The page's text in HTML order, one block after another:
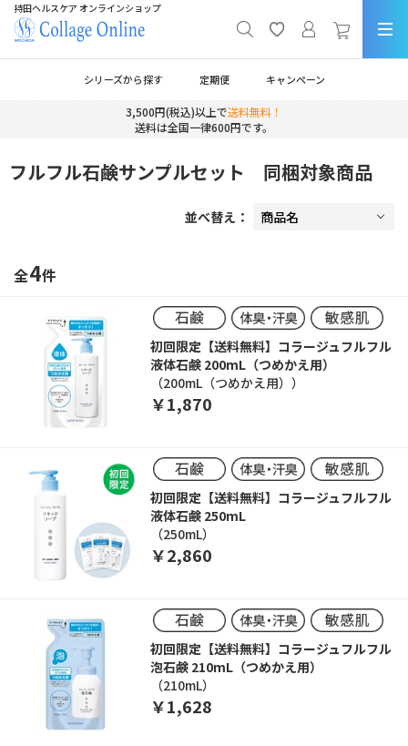
持田ヘルスケア オンラインショップ
シリーズから探す 定期便 キャンペーン
3,500円(税込)以上で送料無料！
送料は全国一律600円です。
フルフル石鹸サンプルセット 同梱対象商品
並べ替え：
全4件
初回限定【送料無料】コラージュフルフル
液体石鹸 200mL（つめかえ用）
（200mL（つめかえ用））
￥1,870
初回限定【送料無料】コラージュフルフル
液体石鹸 250mL
（250mL）
￥2,860
初回限定【送料無料】コラージュフルフル
泡石鹸 210mL（つめかえ用）
（210mL）
￥1,628